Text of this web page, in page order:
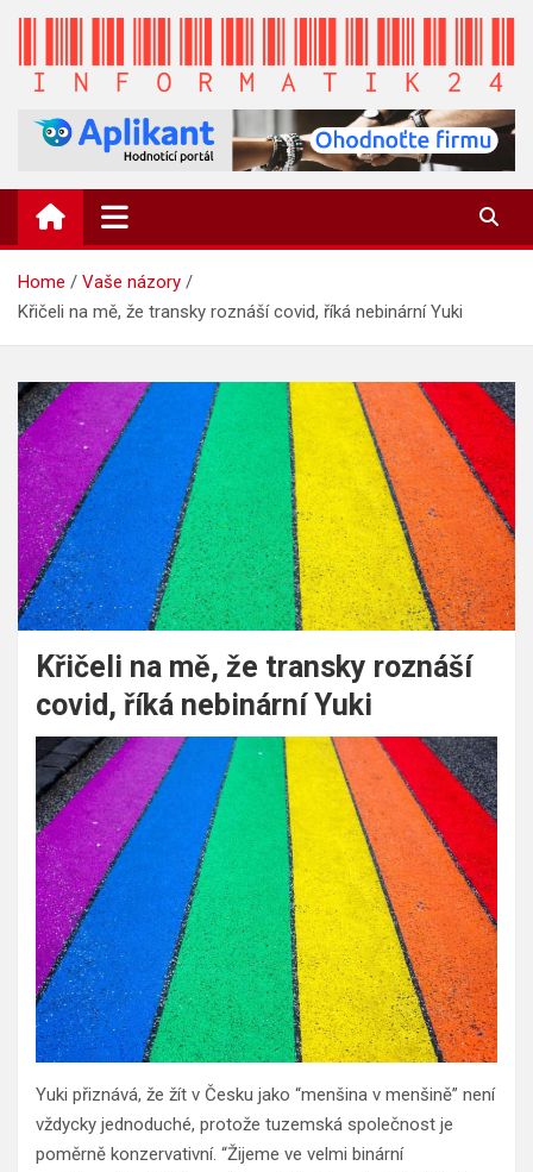
Skip
content
INFORMATIK24.CZ
Zpravodajství informací a novinky
Home
Vaše názory
Křičeli na mě, že transky roznáší covid, říká nebinární Yuki
Křičeli na mě, že transky roznáší
covid, říká nebinární Yuki
Yuki přiznává, že žít v Česku jako “menšina v menšině” není
vždycky jednoduché, protože tuzemská společnost je
poměrně konzervativní. “Žijeme ve velmi binární